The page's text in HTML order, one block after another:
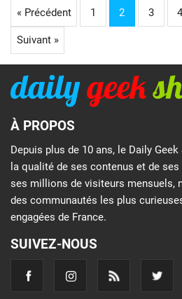
« Précédent 1 2 3 4
Suivant »
À PROPOS
Depuis plus de 10 ans, le Daily
la qualité de ses contenus et de
ses millions de visiteurs mensuels,
des communautés les plus
engagées de France.
SUIVEZ-NOUS